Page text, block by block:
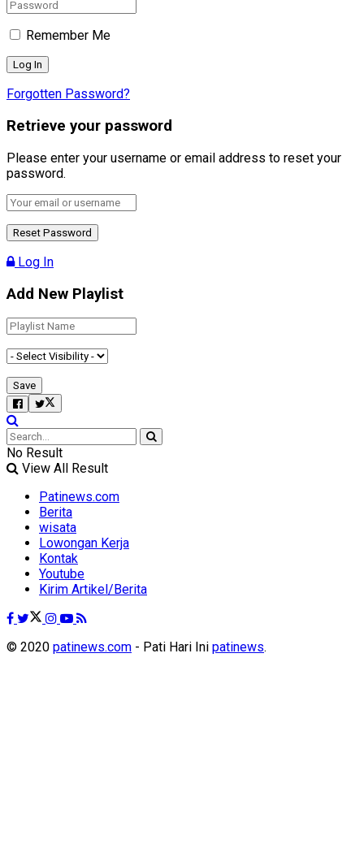
Remember Me
Forgotten Password?
Retrieve your password
Please enter your username or email address to reset your
password.
Log In
Add New Playlist
No Result
View All Result
Patinews.com
Berita
wisata
Lowongan Kerja
Kontak
Youtube
Kirim Artikel/Berita
© 2020 patinews.com - Pati Hari Ini patinews.